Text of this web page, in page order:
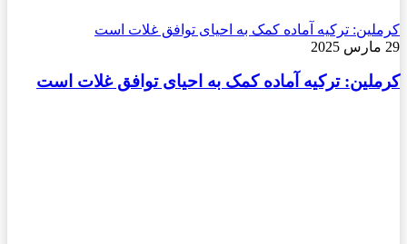
کرملین: ترکیه آماده کمک به احیای توافق غلات است
29 مارس 2025
کرملین: ترکیه آماده کمک به احیای توافق غلات است